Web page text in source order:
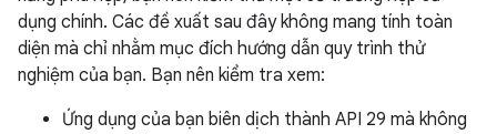
dụng chính. Các đề xuất sau đây không mang tính toàn
diện mà chỉ nhằm mục đích hướng dẫn quy trình thử
nghiệm của bạn. Bạn nên kiểm tra xem:
Ứng dụng của bạn biên dịch thành API 29 mà không